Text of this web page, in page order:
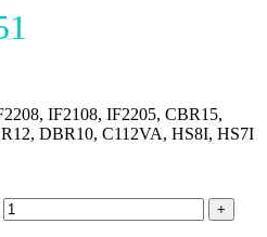
IF2108, IF2205, CBR15,
DBR10, C112VA, HS8I, HS7I